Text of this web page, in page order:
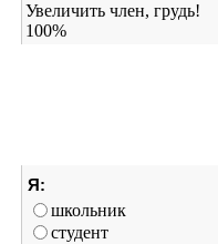
Увеличить член, грудь!
100%
Я:
школьник
студент